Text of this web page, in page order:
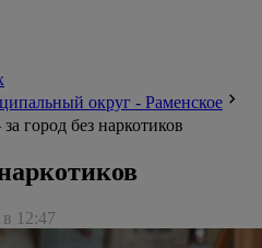
округ - Раменское
город без наркотиков
12:47